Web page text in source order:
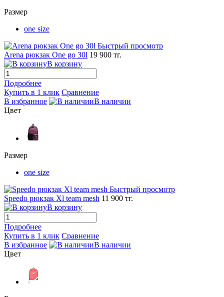
Размер
one size
Быстрый просмотр
Arena рюкзак One go 30l 19 900 тг.
В корзину
Подробнее
Купить в 1 клик Сравнение
В избранное
В наличии
Цвет
Размер
one size
Быстрый просмотр
Speedo рюкзак Xl team mesh 11 900 тг.
В корзину
Подробнее
Купить в 1 клик Сравнение
В избранное
В наличии
Цвет